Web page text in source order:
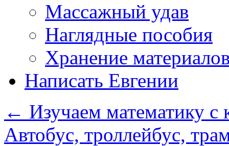
Массажный удав
Наглядные пособия
Хранение
Написать Евгении
← Изучаем математику с
Автобус, троллейбус,